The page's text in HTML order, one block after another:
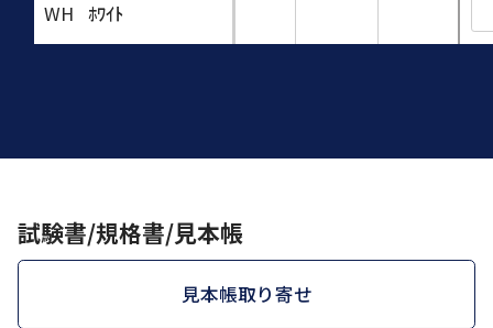
WH ﾎﾜｲﾄ
試験書/規格書/見本帳
見本帳取り寄せ